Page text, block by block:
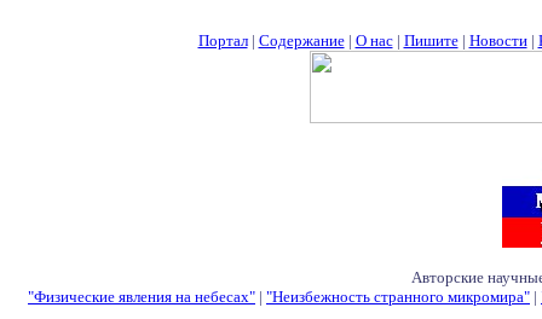
Портал| Содержание| О нас| Пишите| Новости|
Авторские
"Физические явления на небесах" | "Неизбежность странного микромира" |